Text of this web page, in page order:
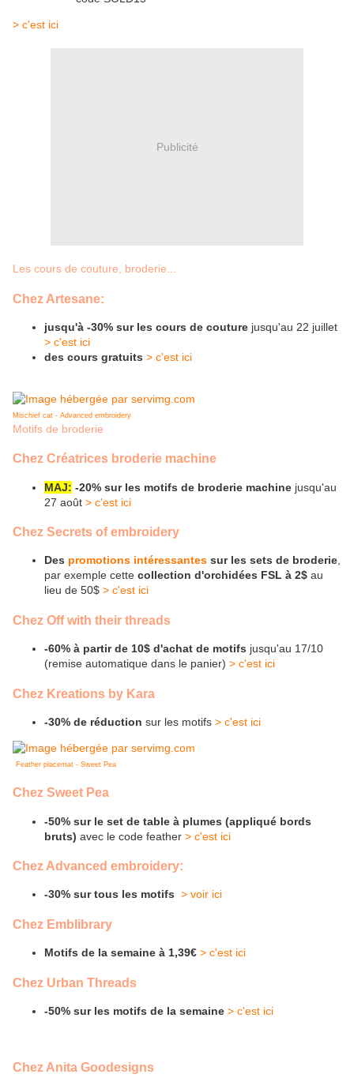
> c'est ici
Publicité
Les cours de couture, broderie...
Chez Artesane:
jusqu'à -30% sur les cours de couture jusqu'au 22 juillet
> c'est ici
des cours gratuits > c'est ici
Mischief cat - Advanced embroidery
Motifs de broderie
Chez Créatrices broderie machine
MAJ: -20% sur les motifs de broderie machine jusqu'au
27 août > c'est ici
Chez Secrets of embroidery
Des promotions intéressantes sur les sets de broderie,
par exemple cette collection d'orchidées FSL à 2$ au
lieu de 50$ > c'est ici
Chez Off with their threads
-60% à partir de 10$ d'achat de motifs jusqu'au 17/10
(remise automatique dans le panier) > c'est ici
Chez Kreations by Kara
-30% de réduction sur les motifs > c'est ici
Feather placemat - Sweet Pea
Chez Sweet Pea
-50% sur le set de table à plumes (appliqué bords
bruts) avec le code feather > c'est ici
Chez Advanced embroidery:
-30% sur tous les motifs > voir ici
Chez Emblibrary
Motifs de la semaine à 1,39€ > c'est ici
Chez Urban Threads
-50% sur les motifs de la semaine > c'est ici
Chez Anita Goodesigns